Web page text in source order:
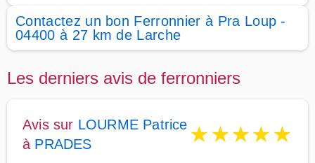
Contactez un bon Ferronnier à Pra Loup -
04400 à 27 km de Larche
Les derniers avis de ferronniers
Avis sur LOURME Patrice
à PRADES ★★★★★